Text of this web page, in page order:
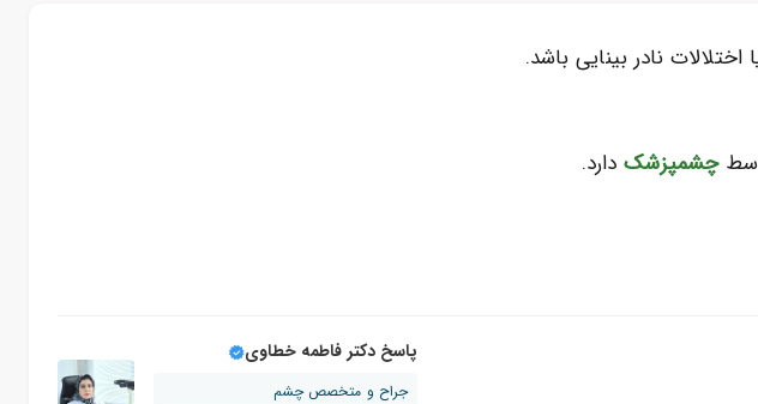
نادر بینایی باشد.
چشمپزشکدارد.
پاسخ دکتر فاطمه خطاوی
جراح و متخصص چشم